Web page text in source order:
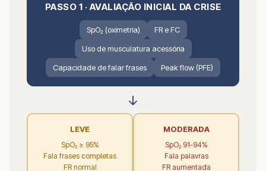
PASSO 1 · AVALIAÇÃO INICIAL DA CRISE
SpO₂ (oximetria)
FR e FC
Uso de musculatura acessória
Capacidade de falar frases
Peak flow (PFE)
↓
LEVE
SpO₂ ≥ 95%
Fala frases completas
FR normal
MODERADA
SpO₂ 91-94%
Fala palavras
FR aumentada